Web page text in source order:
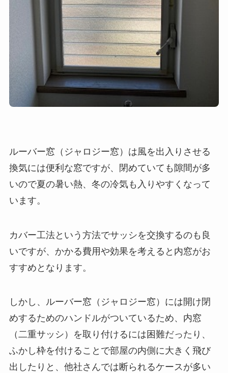
ルーバー窓（ジャロジー窓）は風を出入りさせる
換気には便利な窓ですが、閉めていても隙間が多
いので夏の暑い熱、冬の冷気も入りやすくなって
います。
カバー工法という方法でサッシを交換するのも良
いですが、かかる費用や効果を考えると内窓がお
すすめとなります。
しかし、ルーバー窓（ジャロジー窓）には開け閉
めするためのハンドルがついているため、内窓
（二重サッシ）を取り付けるには困難だったり、
ふかし枠を付けることで部屋の内側に大きく飛び
出したりと、他社さんでは断られるケースが多い